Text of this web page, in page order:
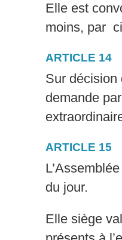
Elle est
moins, par
ARTICLE 14
Sur décision
demande
ARTICLE 15
du jour.
Elle siège